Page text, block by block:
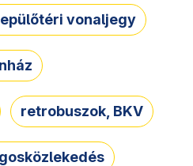
vonaljegy
retrobuszok, BKV